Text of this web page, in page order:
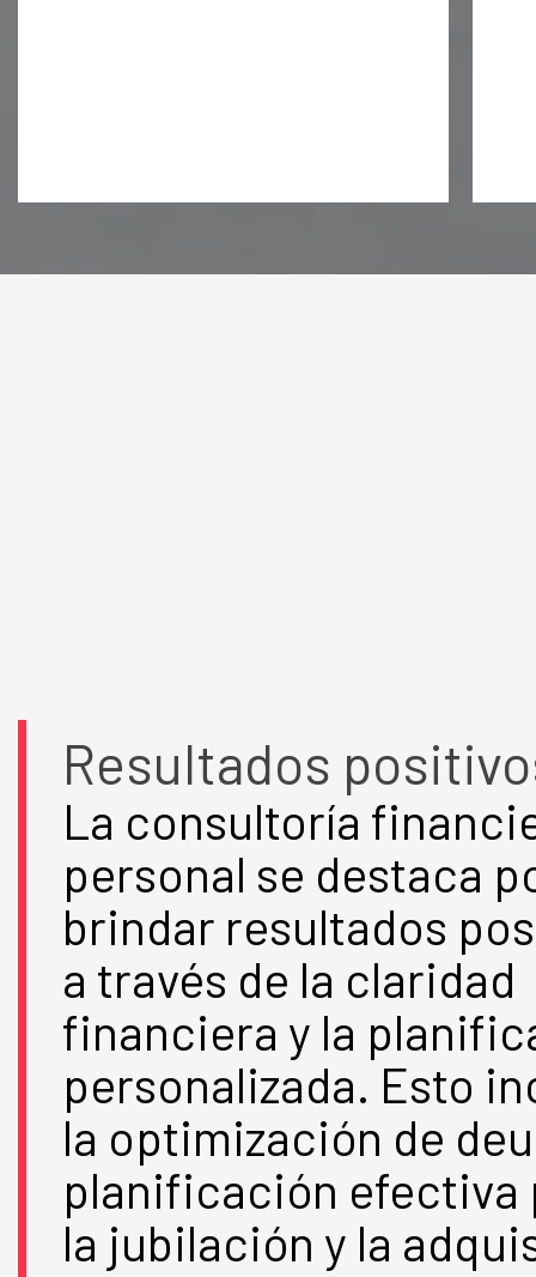
Resultados
La consultoría
personal se destaca
brindar resultados
a través de la claridad
financiera y la
personalizada. Esto
la optimización de
planificación efectiva
la jubilación y la